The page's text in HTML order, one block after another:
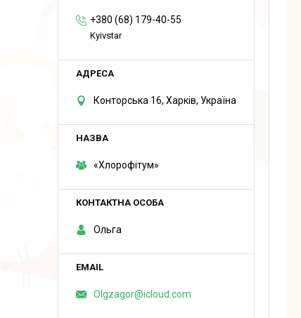
+380 (68) 179-40-55
Kyivstar
Конторська 16, Харків, Україна
«Хлорофітум»
Ольга
Olgzagor@icloud.com